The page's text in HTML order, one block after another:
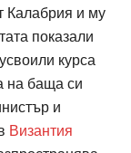
Калабрия и му
показали
курса
на баща си
и
Византия